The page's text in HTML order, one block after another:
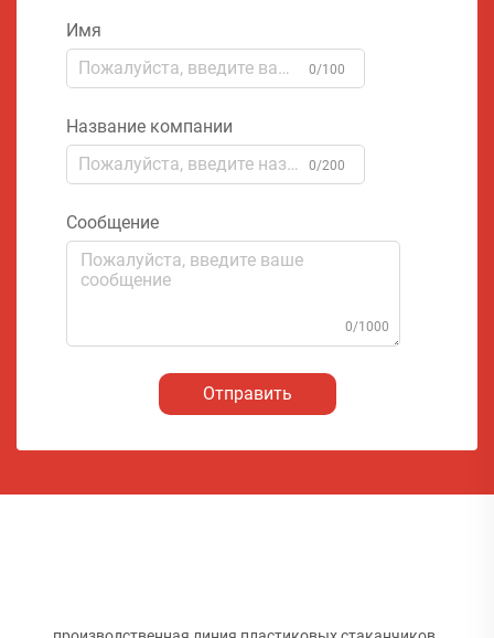
Имя
0/100
Название компании
0/200
Сообщение
0/1000
Отправить